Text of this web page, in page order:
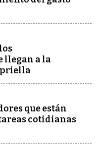
llegan a la
que están
cotidianas